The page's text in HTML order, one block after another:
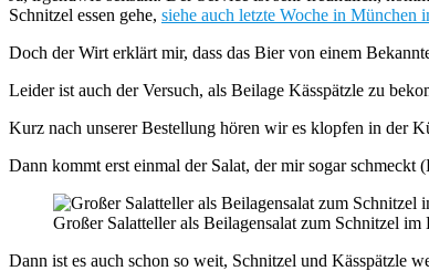
Schnitzel essen gehe, siehe auch letzte Woche in München
Doch der Wirt erklärt mir, dass das Bier von einem
Leider ist auch der Versuch, als Beilage Kässpätzle zu
Kurz nach unserer Bestellung hören wir es klopfen in der
Dann kommt erst einmal der Salat, der mir sogar
Großer Salatteller als Beilagensalat zum Schnitzel im
Dann ist es auch schon so weit, Schnitzel und Kässpätzle